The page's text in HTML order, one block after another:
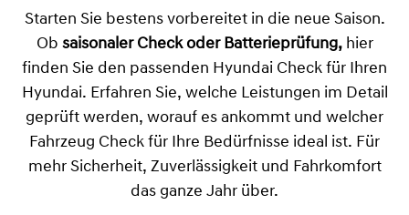
Starten Sie bestens vorbereitet in die neue Saison.
Ob saisonaler Check oder Batterieprüfung,hier
finden Sie den passenden Hyundai Check für Ihren
Hyundai. Erfahren Sie, welche Leistungen im Detail
geprüft werden, worauf es ankommt und welcher
Fahrzeug Check für Ihre Bedürfnisse ideal ist. Für
mehr Sicherheit, Zuverlässigkeit und Fahrkomfort
das ganze Jahr über.